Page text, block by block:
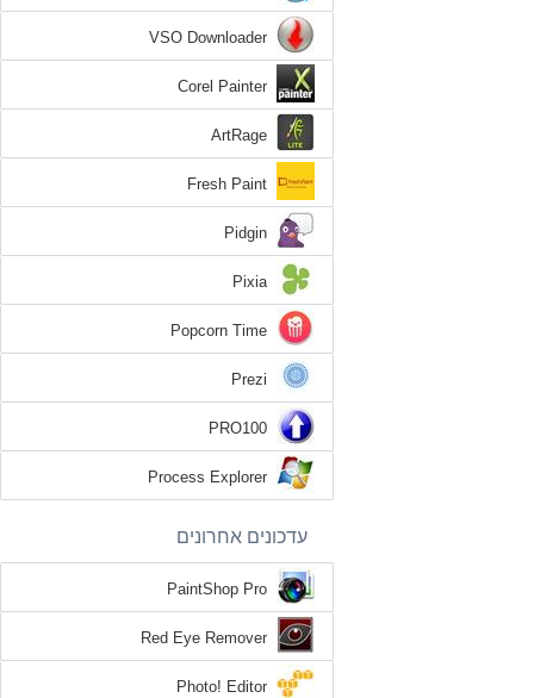
VSO Downloader
Corel Painter
ArtRage
Fresh Paint
Pidgin
Pixia
Popcorn Time
Prezi
PRO100
Process Explorer
עדכונים אחרונים
PaintShop Pro
Red Eye Remover
Photo! Editor